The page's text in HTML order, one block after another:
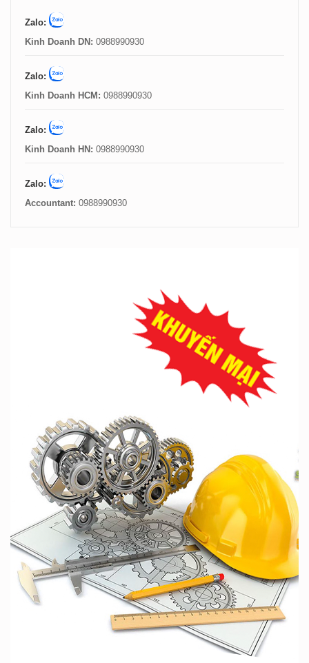
Zalo:
Kinh Doanh DN: 0988990930
Zalo:
Kinh Doanh HCM: 0988990930
Zalo:
Kinh Doanh HN: 0988990930
Zalo:
Accountant: 0988990930